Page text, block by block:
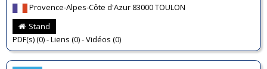
Provence-Alpes-Côte d'Azur 83000 TOULON
Stand
PDF(s) (0) - Liens (0) - Vidéos (0)